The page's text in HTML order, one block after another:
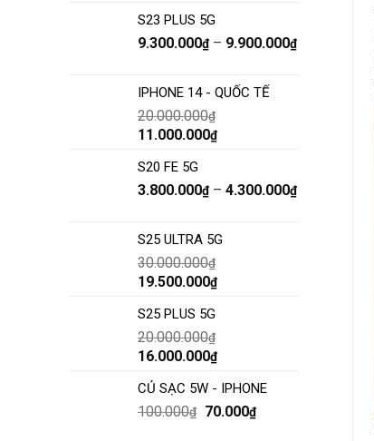
S23 PLUS 5G
9.300.000₫– 9.900.000₫
IPHONE 14 - QUỐC TẾ
20.000.000₫
11.000.000₫
S20 FE 5G
3.800.000₫– 4.300.000₫
S25 ULTRA 5G
30.000.000₫
19.500.000₫
S25 PLUS 5G
20.000.000₫
16.000.000₫
CỦ SẠC 5W - IPHONE
100.000₫ 70.000₫